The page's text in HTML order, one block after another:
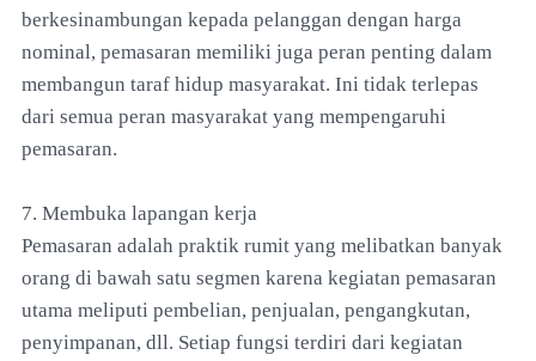
berkesinambungan kepada pelanggan dengan harga
nominal, pemasaran memiliki juga peran penting dalam
membangun taraf hidup masyarakat. Ini tidak terlepas
dari semua peran masyarakat yang mempengaruhi
pemasaran.
7. Membuka lapangan kerja
Pemasaran adalah praktik rumit yang melibatkan banyak
orang di bawah satu segmen karena kegiatan pemasaran
utama meliputi pembelian, penjualan, pengangkutan,
penyimpanan, dll. Setiap fungsi terdiri dari kegiatan